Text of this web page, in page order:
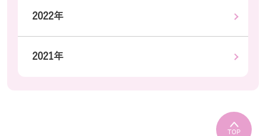
2022年
2021年
TOP